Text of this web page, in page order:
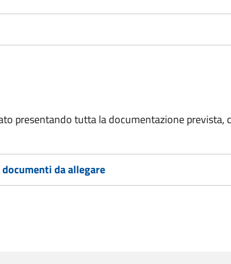
presentando tutta la documentazione prevista,
da allegare